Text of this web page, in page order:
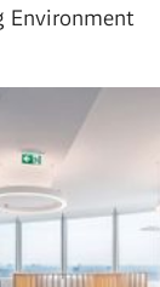
Environment